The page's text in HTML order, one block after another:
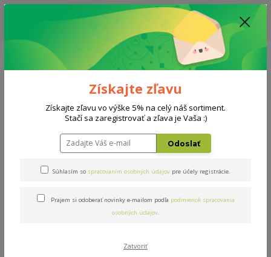
ZĽAVA: VŠETKY VYSTAVENÉ POSTELE ZA 400€ - CENA MATRACU A ROŠTU
PODĽA VÝBERU / DODACIA LEHOTA JE AKTUÁLNE 10-15 PRACOVNÝCH
Menu
0908 777 700 Po-So: 10-18 hod.
0
Arbora
Novinka Akcia
Získajte zľavu
Získajte zľavu vo výške 5% na celý náš sortiment.
Stačí sa zaregistrovať a zľava je Vaša :)
Odoslať
Súhlasím so spracovaním osobných údajov pre účely registrácie.
Prajem si odoberať novinky e-mailom podľa podmienok spracovania
osobných údajov.
Zatvoriť